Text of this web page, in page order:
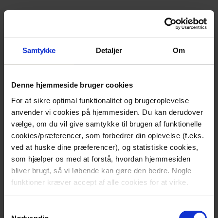
Samtykke Detaljer Om
Denne hjemmeside bruger cookies
For at sikre optimal funktionalitet og brugeroplevelse
anvender vi cookies på hjemmesiden. Du kan derudover
vælge, om du vil give samtykke til brugen af funktionelle
cookies/præferencer, som forbedrer din oplevelse (f.eks.
ved at huske dine præferencer), og statistiske cookies,
som hjælper os med at forstå, hvordan hjemmesiden
bliver brugt, så vi løbende kan gøre den bedre. Nogle
funktioner kræver accept af alle cookies for at virke.
“Jeg kunne ikke mærke ham,
som jeg plejede”
og lyde.
“Jeg har altid kunnet mærke mine børn. Men da jeg
kom ind til Emil, kunne jeg ikke mærke ham, som jeg
plejede.”
Familien håbede stadig. Men som timerne gik, blev
håbet mindre. Til sidst stod det klart, at Emil ikke ville
overleve.
Beslutningen om